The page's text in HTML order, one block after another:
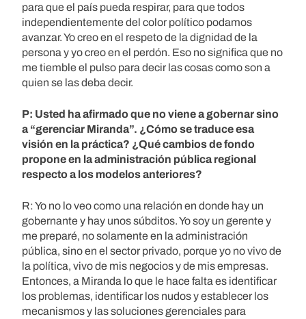
para que el país pueda respirar, para que todos
independientemente del color político podamos
avanzar. Yo creo en el respeto de la dignidad de la
persona y yo creo en el perdón. Eso no significa que no
me tiemble el pulso para decir las cosas como son a
quien se las deba decir.
P: Usted ha afirmado que no viene a gobernar sino
a “gerenciar Miranda”. ¿Cómo se traduce esa
visión en la práctica? ¿Qué cambios de fondo
propone en la administración pública regional
respecto a los modelos anteriores?
R: Yo no lo veo como una relación en donde hay un
gobernante y hay unos súbditos. Yo soy un gerente y
me preparé, no solamente en la administración
pública, sino en el sector privado, porque yo no vivo de
la política, vivo de mis negocios y de mis empresas.
Entonces, a Miranda lo que le hace falta es identificar
los problemas, identificar los nudos y establecer los
mecanismos y las soluciones gerenciales para